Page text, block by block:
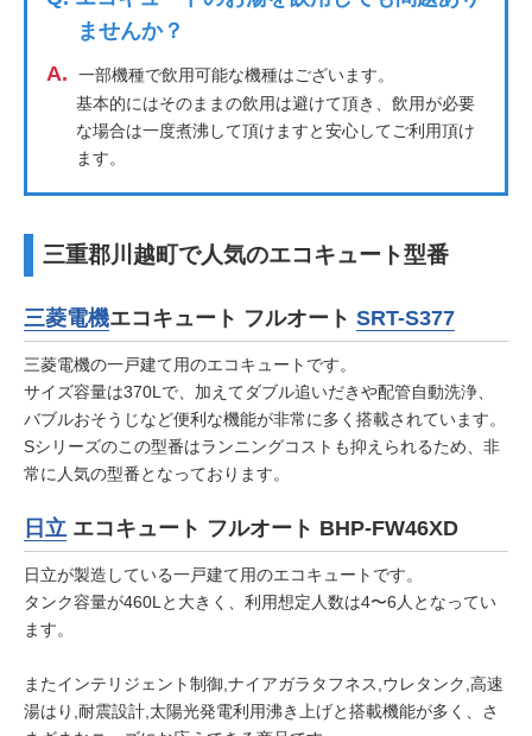
ませんか？
A.
一部機種で飲用可能な機種はございます。
基本的にはそのままの飲用は避けて頂き、飲用が必要
な場合は一度煮沸して頂けますと安心してご利用頂け
ます。
三重郡川越町で人気のエコキュート型番
三菱電機エコキュート フルオート SRT-S377
三菱電機の一戸建て用のエコキュートです。
サイズ容量は370Lで、加えてダブル追いだきや配管自動洗浄、
バブルおそうじなど便利な機能が非常に多く搭載されています。
Sシリーズのこの型番はランニングコストも抑えられるため、非
常に人気の型番となっております。
日立 エコキュート フルオート BHP-FW46XD
日立が製造している一戸建て用のエコキュートです。
タンク容量が460Lと大きく、利用想定人数は4〜6人となってい
ます。
またインテリジェント制御,ナイアガラタフネス,ウレタンク,高速
湯はり,耐震設計,太陽光発電利用沸き上げと搭載機能が多く、さ